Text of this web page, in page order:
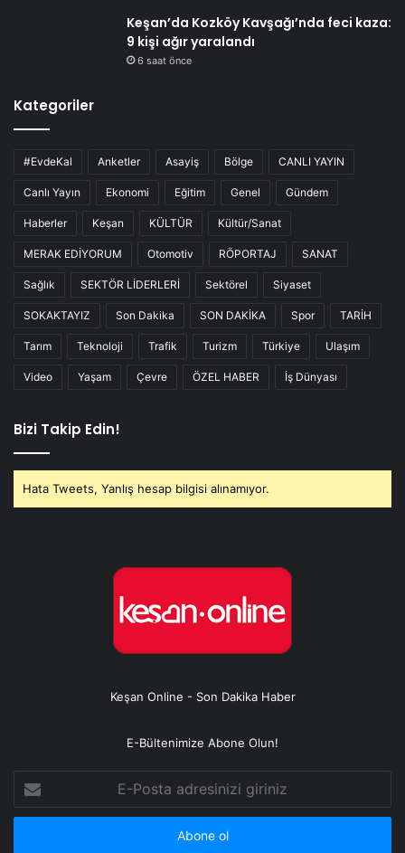
Keşan’da Kozköy Kavşağı’nda feci kaza:
9 kişi ağır yaralandı
6 saat önce
Kategoriler
#EvdeKal Anketler Asayiş Bölge CANLI YAYIN
Canlı Yayın Ekonomi Eğitim Genel Gündem
Haberler Keşan KÜLTÜR Kültür/Sanat
MERAK EDİYORUM Otomotiv RÖPORTAJ SANAT
Sağlık SEKTÖR LİDERLERİ Sektörel Siyaset
SOKAKTAYIZ Son Dakika SON DAKİKA Spor TARİH
Tarım Teknoloji Trafik Turizm Türkiye Ulaşım
Video Yaşam Çevre ÖZEL HABER İş Dünyası
Bizi Takip Edin!
Hata Tweets, Yanlış hesap bilgisi alınamıyor.
Keşan Online - Son Dakika Haber
E-Bültenimize Abone Olun!
Posta
adresinizi